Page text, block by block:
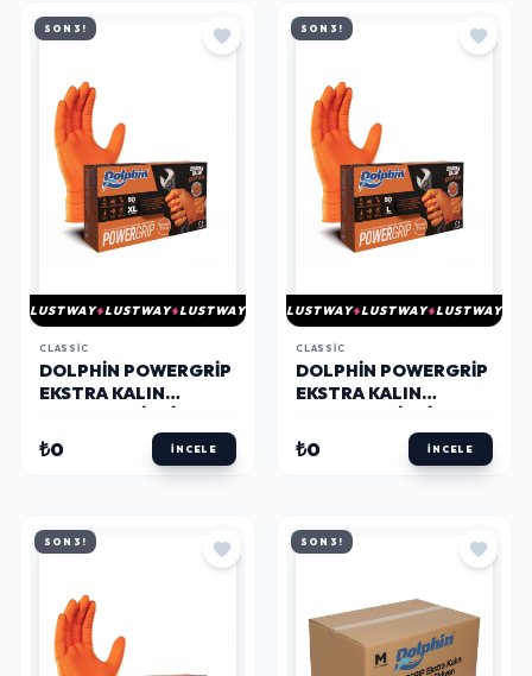
SON 3!
LUSTWAY LUSTWAY LUSTWAY
CLASSIC
DOLPHIN POWERGRIP
EKSTRA KALIN
ELDIVEN ELMAS
DOKULU XL 50 ADET
₺0 İNCELE
SON 3!
LUSTWAY LUSTWAY LUSTWAY
CLASSIC
DOLPHIN POWERGRIP
EKSTRA KALIN
ELDIVEN ELMAS
DOKULU L 50 ADET
₺0 İNCELE
SON 3! SON 3!